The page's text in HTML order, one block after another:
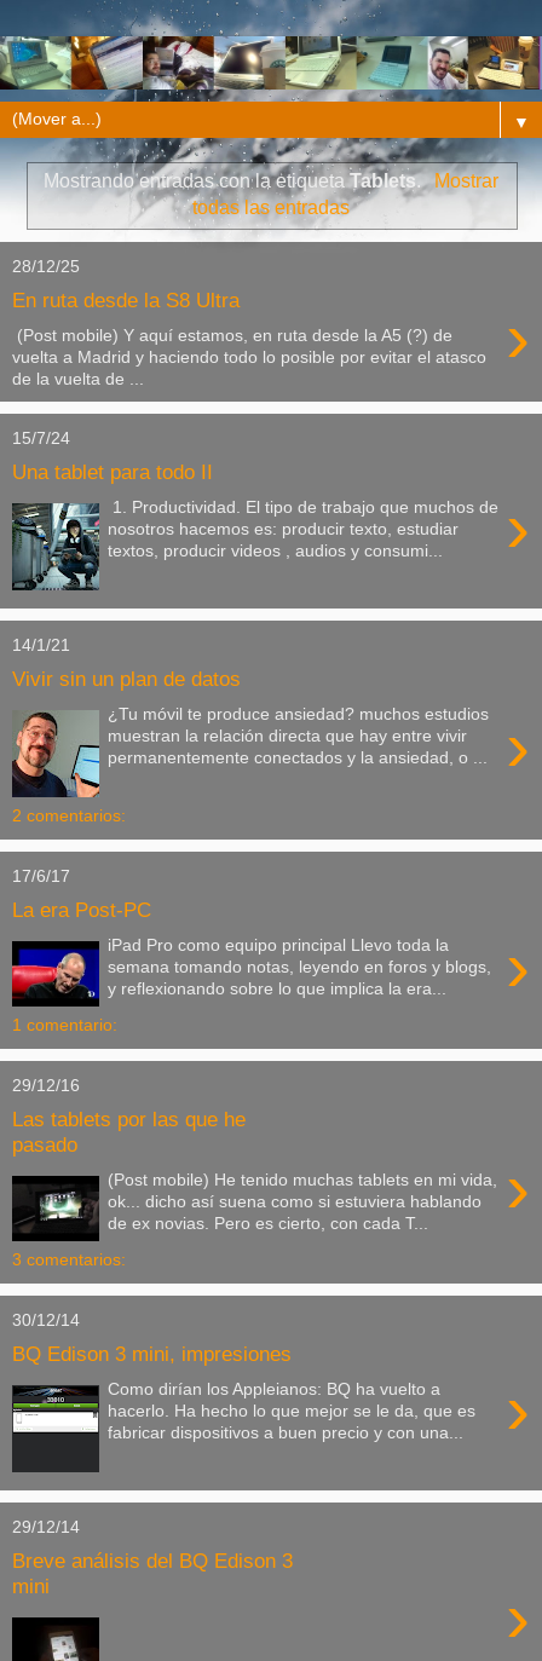
▼
Mostrando entradas con la etiquetaTablets. Mostrar
todas las entradas
28/12/25
En ruta desde la S8 Ultra ›
(Post mobile) Y aquí estamos, en ruta desde la A5 (?) de
vuelta a Madrid y haciendo todo lo posible por evitar el atasco
de la vuelta de ...
15/7/24
Una tablet para todo II
›
1. Productividad. El tipo de trabajo que muchos de
nosotros hacemos es: producir texto, estudiar
textos, producir videos , audios y consumi...
14/1/21
Vivir sin un plan de datos
›
¿Tu móvil te produce ansiedad? muchos estudios
muestran la relación directa que hay entre vivir
permanentemente conectados y la ansiedad, o ...
2 comentarios:
17/6/17
La era Post-PC
›
iPad Pro como equipo principal Llevo toda la
semana tomando notas, leyendo en foros y blogs,
y reflexionando sobre lo que implica la era...
1 comentario:
29/12/16
Las tablets por las que he
pasado
›
(Post mobile) He tenido muchas tablets en mi vida,
ok... dicho así suena como si estuviera hablando
de ex novias. Pero es cierto, con cada T...
3 comentarios:
30/12/14
BQ Edison 3 mini, impresiones
›
Como dirían los Appleianos: BQ ha vuelto a
hacerlo. Ha hecho lo que mejor se le da, que es
fabricar dispositivos a buen precio y con una...
29/12/14
Breve análisis del BQ Edison 3
mini
›